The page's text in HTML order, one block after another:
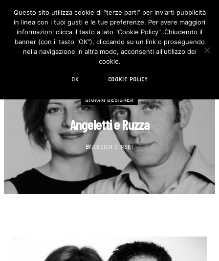
F
c
e
b
o
I
n
s
t
GIOVANI DESIGNER
Angeletti e Ruzza
BY DESIGN STREET
Questo sito utilizza cookie di “terze parti” per inviarti pubblicità
in linea con i tuoi gusti e le tue preferenze. Per avere maggiori
informazioni clicca il tasto a lato "Cookie Policy". Chiudendo il
banner (con il tasto "OK"), cliccando su un link o proseguendo
nella navigazione in altra modo, acconsenti all'utilizzo dei
cookie.
OK COOKIE POLICY